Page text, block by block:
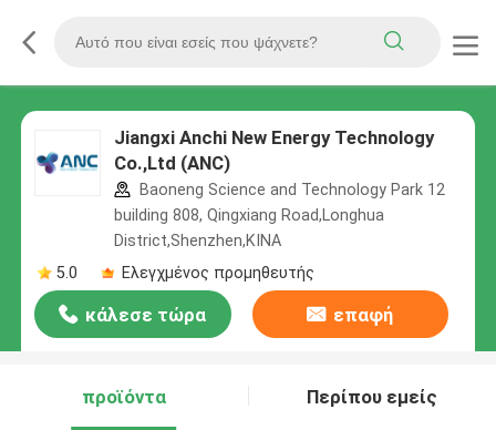
Jiangxi Anchi New Energy Technology
Co.,Ltd (ANC)
Baoneng Science and Technology Park 12
building 808, Qingxiang Road,Longhua
District,Shenzhen,ΚΙΝΑ
5.0
Ελεγχμένος προμηθευτής
κάλεσε τώρα επαφή
προϊόντα Περίπου εμείς